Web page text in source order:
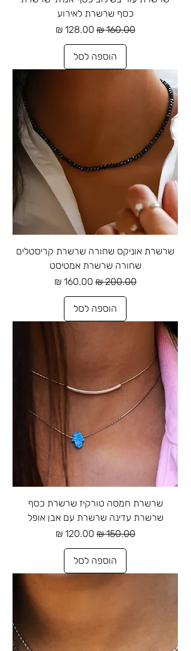
כסף שרשרת לאירוע
מחיר רגיל‏160.00 ‏₪ מחיר מבצע
הוספה לסל
שרשרת אוניקס שחורה שרשרת קריסטלים
שחורה שרשרת אמטיסט
מחיר רגיל‏200.00 ‏₪ מחיר מבצע
הוספה לסל
שרשרת חמסה טורקיז שרשרת כסף
שרשרת עדינה שרשרת עם אבן אופל
מחיר רגיל‏150.00 ‏₪ מחיר מבצע
הוספה לסל